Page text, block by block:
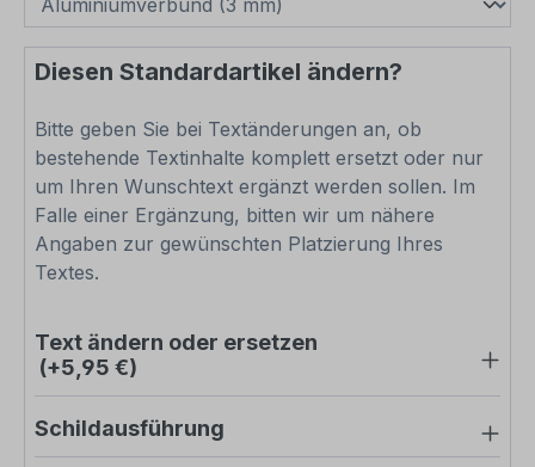
Diesen Standardartikel ändern?
Bitte geben Sie bei Textänderungen an, ob
bestehende Textinhalte komplett ersetzt oder nur
um Ihren Wunschtext ergänzt werden sollen. Im
Falle einer Ergänzung, bitten wir um nähere
Angaben zur gewünschten Platzierung Ihres
Textes.
Text ändern oder ersetzen
(+5,95 €)
Schildausführung